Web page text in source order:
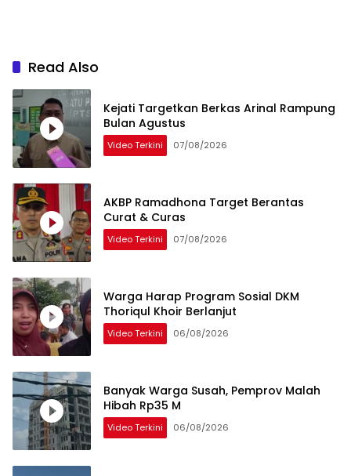
Read Also
Kejati Targetkan Berkas Arinal Rampung
Bulan Agustus
Video Terkini 07/08/2026
AKBP Ramadhona Target Berantas
Curat & Curas
Video Terkini 07/08/2026
Warga Harap Program Sosial DKM
Thoriqul Khoir Berlanjut
Video Terkini 06/08/2026
Banyak Warga Susah, Pemprov Malah
Hibah Rp35 M
Video Terkini 06/08/2026